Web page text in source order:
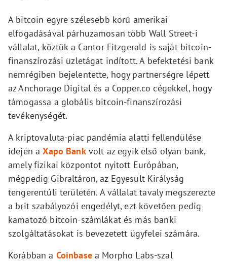
A bitcoin egyre szélesebb körű amerikai
elfogadásával párhuzamosan több Wall Street-i
vállalat, köztük a Cantor Fitzgerald is saját bitcoin-
finanszírozási üzletágat indított. A befektetési bank
nemrégiben bejelentette, hogy partnerségre lépett
az Anchorage Digital és a Copper.co cégekkel, hogy
támogassa a globális bitcoin-finanszírozási
tevékenységét.
A kriptovaluta-piac pandémia alatti fellendülése
idején aXapo Bankvolt az egyik első olyan bank,
amely fizikai központot nyitott Európában,
mégpedig Gibraltáron, az Egyesült Királyság
tengerentúli területén. A vállalat tavaly megszerezte
a brit szabályozói engedélyt, ezt követően pedig
kamatozó bitcoin-számlákat és más banki
szolgáltatásokat is bevezetett ügyfelei számára.
Korábban a Coinbasea Morpho Labs-szal